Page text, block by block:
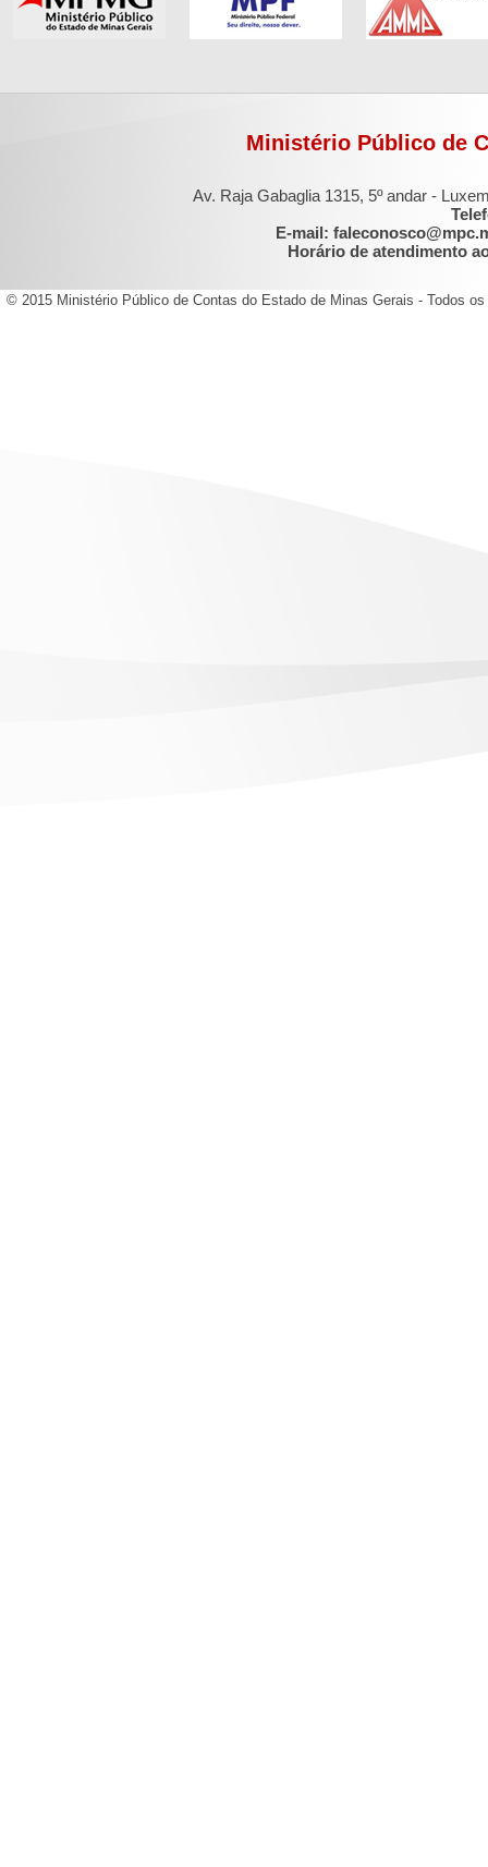
Ministério Público de
Av. Raja Gabaglia 1315, 5º andar -
E-mail:
Horário de atendimento
© 2015 Ministério Público de Contas do Estado de Minas Gerais - Todos